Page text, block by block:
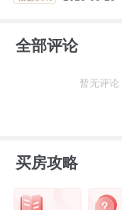
全部评论
暂无评论
买房攻略